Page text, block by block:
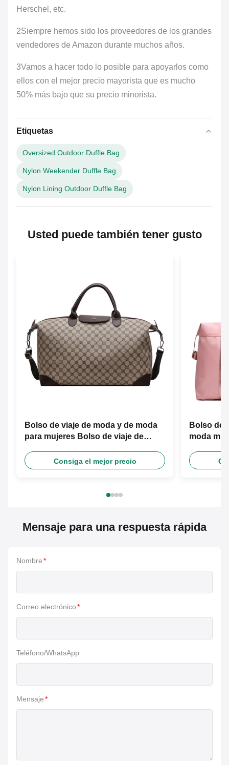
Herschel , etc.
2Siempre hemos sido los proveedores de los grandes
vendedores de Amazon durante muchos años.
3Vamos a hacer todo lo posible para apoyarlos como
ellos con el mejor precio mayorista que es mucho
50% más bajo que su precio minorista.
Etiquetas
Oversized Outdoor Duffle Bag
Nylon Weekender Duffle Bag
Nylon Lining Outdoor Duffle Bag
Usted puede también tener gusto
Bolso de viaje de moda y de moda
para mujeres Bolso de viaje de
Consiga el mejor precio
Bolso de
moda
Mensaje para una respuesta rápida
Nombre*
Correo electrónico*
Teléfono/WhatsApp
Mensaje*